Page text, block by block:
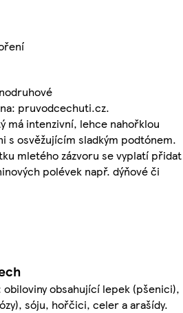
pruvodcechuti.cz.
má intenzivní, lehce nahořklou
s osvěžujícím sladkým podtónem.
mletého zázvoru se vyplatí přidat
polévek např. dýňové či
obiloviny obsahující lepek (pšenici),
sóju, hořčici, celer a arašídy.